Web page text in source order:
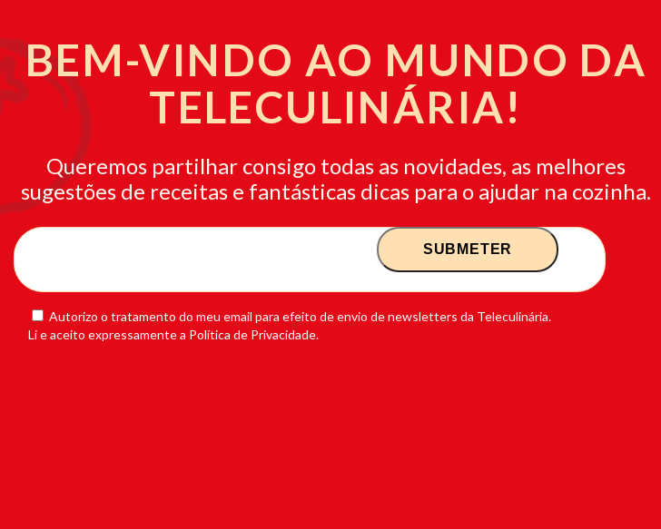
BEM-VINDO AO MUNDO DA
TELECULINÁRIA!
Queremos partilhar consigo todas as novidades, as melhores
sugestões de receitas e fantásticas dicas para o ajudar na cozinha.
Autorizo o tratamento do meu email para efeito de envio de newsletters da Teleculinária.
Li e aceito expressamente a Política de Privacidade.